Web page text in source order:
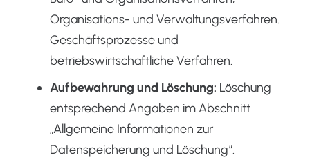
Organisations- und Verwaltungsverfahren.
Geschäftsprozesse und
betriebswirtschaftliche Verfahren.
Aufbewahrung und Löschung: Löschung
entsprechend Angaben im Abschnitt
„Allgemeine Informationen zur
Datenspeicherung und Löschung“.